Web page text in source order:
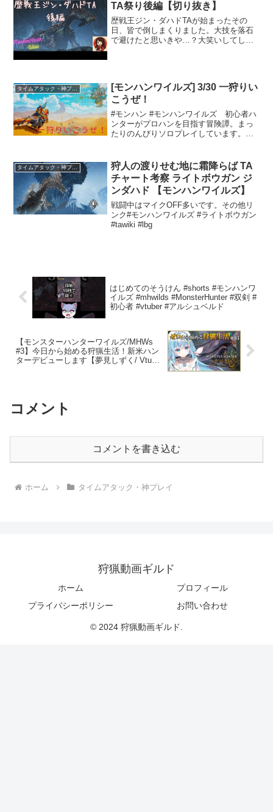
TA祭り後編【切り抜き】
歴戦王ジン・ダハドTAが始まったその
日、皆で倒しまくりました。大技を落石
で避けたと思いきや…？大笑いしてしま
タイムアタック・神プレイ
[モンハンワイルズ] 3/30 一狩りい
こうぜ！
#モンハン #モンハンワイルズ 初心者ハ
ンターがプロハンを目指す冒険譚。まっ
たりのんびりソロプレイしています。基
ださい。
タイムアタック・神プレイ
狩人の渡りせむ地に霜降らば TA
チャート考察 ライトボウガン ジ
ンダハド 【モンハンワイルズ】
戦闘中はマイクOFF多いです。その他リ
ンク#モンハンワイルズ #ライトボウガン
#tawiki #lbg
はじめてのそうけん #shorts #モンハンワ
イルズ #mhwilds #MonsterHunter #双剣 #
初心者 #vtuber #アルシュベルド
【モンスターハンターワイルズ/MHWs
#3】今日から始める狩猟生活！新米ハン
ターデビューします【夢見しずく/ Vtuber
コメント
コメントを書き込む
ホーム タイムアタック・神プレイ
狩猟動画ギルド
ホーム
プロフィール
プライバシーポリシー
お問い合わせ
© 2024 狩猟動画ギルド.